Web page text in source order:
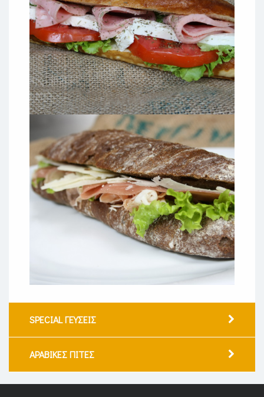
SPECIAL ΓΕΥΣΕΙΣ
ΑΡΑΒΙΚΕΣ ΠΙΤΕΣ